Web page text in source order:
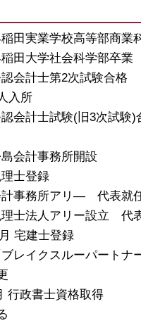
田実業学校高等部商業
田大学社会科学部卒業
認会計士第2次試験合
入所
認会計士試験(旧3次試
会計事務所開設
士登録
計事務所アリ― 代表就
理士法人アリー設立 代
宅建士登録
レイクスルーパートナ
行政書士資格取得